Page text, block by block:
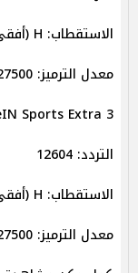
الاستقطاب: H (أفقي)
معدل الترميز: 27500
Sports Extra 3
التردد: 12604
الاستقطاب: H (أفقي)
معدل الترميز: 27500 نايل سات